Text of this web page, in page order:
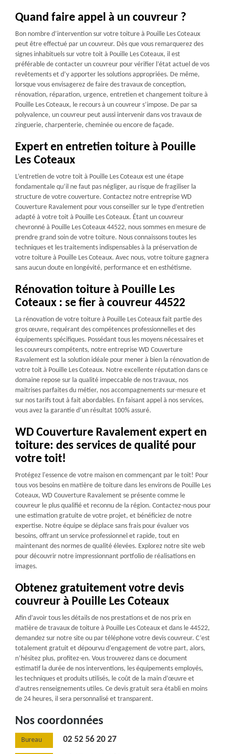
Quand faire appel à un couvreur ?
Bon nombre d’intervention sur votre toiture à Pouille Les Coteaux
peut être effectué par un couvreur. Dès que vous remarquerez des
signes inhabituels sur votre toit à Pouille Les Coteaux, il est
préférable de contacter un couvreur pour vérifier l’état actuel de vos
revêtements et d’y apporter les solutions appropriées. De même,
lorsque vous envisagerez de faire des travaux de conception,
rénovation, réparation, urgence, entretien et changement toiture à
Pouille Les Coteaux, le recours à un couvreur s’impose. De par sa
polyvalence, un couvreur peut aussi intervenir dans vos travaux de
zinguerie, charpenterie, cheminée ou encore de façade.
Expert en entretien toiture à Pouille
Les Coteaux
L’entretien de votre toit à Pouille Les Coteaux est une étape
fondamentale qu’il ne faut pas négliger, au risque de fragiliser la
structure de votre couverture. Contactez notre entreprise WD
Couverture Ravalement pour vous conseiller sur le type d’entretien
adapté à votre toit à Pouille Les Coteaux. Étant un couvreur
chevronné à Pouille Les Coteaux 44522, nous sommes en mesure de
prendre grand soin de votre toiture. Nous connaissons toutes les
techniques et les traitements indispensables à la préservation de
votre toiture à Pouille Les Coteaux. Avec nous, votre toiture gagnera
sans aucun doute en longévité, performance et en esthétisme.
Rénovation toiture à Pouille Les
Coteaux : se fier à couvreur 44522
La rénovation de votre toiture à Pouille Les Coteaux fait partie des
gros œuvre, requérant des compétences professionnelles et des
équipements spécifiques. Possédant tous les moyens nécessaires et
les couvreurs compétents, notre entreprise WD Couverture
Ravalement est la solution idéale pour mener à bien la rénovation de
votre toit à Pouille Les Coteaux. Notre excellente réputation dans ce
domaine repose sur la qualité impeccable de nos travaux, nos
maitrises parfaites du métier, nos accompagnements sur-mesure et
sur nos tarifs tout à fait abordables. En faisant appel à nos services,
vous avez la garantie d’un résultat 100% assuré.
WD Couverture Ravalement expert en
toiture: des services de qualité pour
votre toit!
Protégez l'essence de votre maison en commençant par le toit! Pour
tous vos besoins en matière de toiture dans les environs de Pouille Les
Coteaux, WD Couverture Ravalement se présente comme le
couvreur le plus qualifié et reconnu de la région. Contactez-nous pour
une estimation gratuite de votre projet, et bénéficiez de notre
expertise. Notre équipe se déplace sans frais pour évaluer vos
besoins, offrant un service professionnel et rapide, tout en
maintenant des normes de qualité élevées. Explorez notre site web
pour découvrir notre impressionnant portfolio de réalisations en
images.
Obtenez gratuitement votre devis
couvreur à Pouille Les Coteaux
Afin d’avoir tous les détails de nos prestations et de nos prix en
matière de travaux de toiture à Pouille Les Coteaux et dans le 44522,
demandez sur notre site ou par téléphone votre devis couvreur. C’est
totalement gratuit et dépourvu d’engagement de votre part, alors,
n’hésitez plus, profitez-en. Vous trouverez dans ce document
estimatif la durée de nos interventions, les équipements employés,
les techniques et produits utilisés, le coût de la main d’œuvre et
d’autres renseignements utiles. Ce devis gratuit sera établi en moins
de 24 heures, il sera personnalisé et transparent.
Nos coordonnées
Bureau 02 52 56 20 27